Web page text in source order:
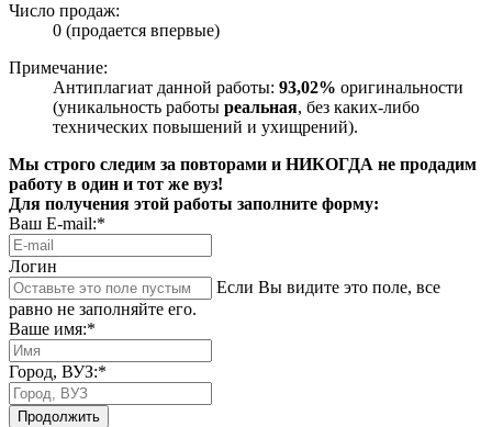
Число продаж:
0 (продается впервые)
Примечание:
Антиплагиат данной работы: 93,02% оригинальности
(уникальность работы реальная, без каких-либо
технических повышений и ухищрений).
Мы строго следим за повторами и НИКОГДА не продадим
работу в один и тот же вуз!
Для получения этой работы заполните форму:
Ваш E-mail:*
Логин
Если Вы видите это поле, все
равно не заполняйте его.
Ваше имя:*
Город, ВУЗ:*
Продолжить